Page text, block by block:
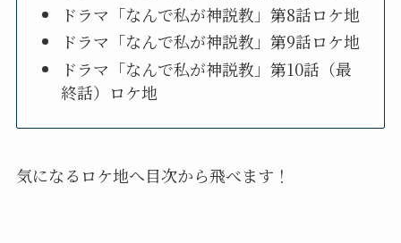
ドラマ「なんで私が神説教」第8話ロケ地
ドラマ「なんで私が神説教」第9話ロケ地
ドラマ「なんで私が神説教」第10話（最
終話）ロケ地
気になるロケ地へ目次から飛べます！